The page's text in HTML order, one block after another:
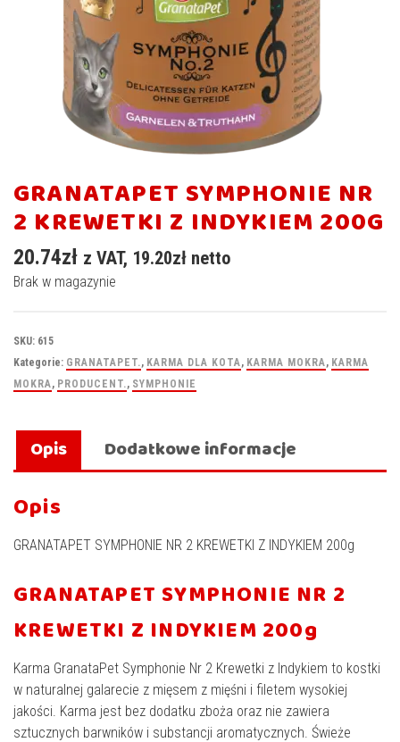
GRANATAPET SYMPHONIE NR
2 KREWETKI Z INDYKIEM 200G
20.74zł z VAT, 19.20zł netto
Brak w magazynie
SKU: 615
Kategorie: GRANATAPET., KARMA DLA KOTA, KARMA MOKRA, KARMA
MOKRA, PRODUCENT., SYMPHONIE
Opis Dodatkowe informacje
Opis
GRANATAPET SYMPHONIE NR 2 KREWETKI Z INDYKIEM 200g
GRANATAPET SYMPHONIE NR 2
KREWETKI Z INDYKIEM 200g
Karma GranataPet Symphonie Nr 2 Krewetki z Indykiem to kostki
w naturalnej galarecie z mięsem z mięśni i filetem wysokiej
jakości. Karma jest bez dodatku zboża oraz nie zawiera
sztucznych barwników i substancji aromatycznych. Świeże